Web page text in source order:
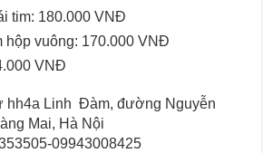
tim: 180.000 VNĐ
hộp vuông: 170.000 VNĐ
VNĐ
hh4a Linh Đàm, đường Nguyễn
Mai, Hà Nội
09943008425